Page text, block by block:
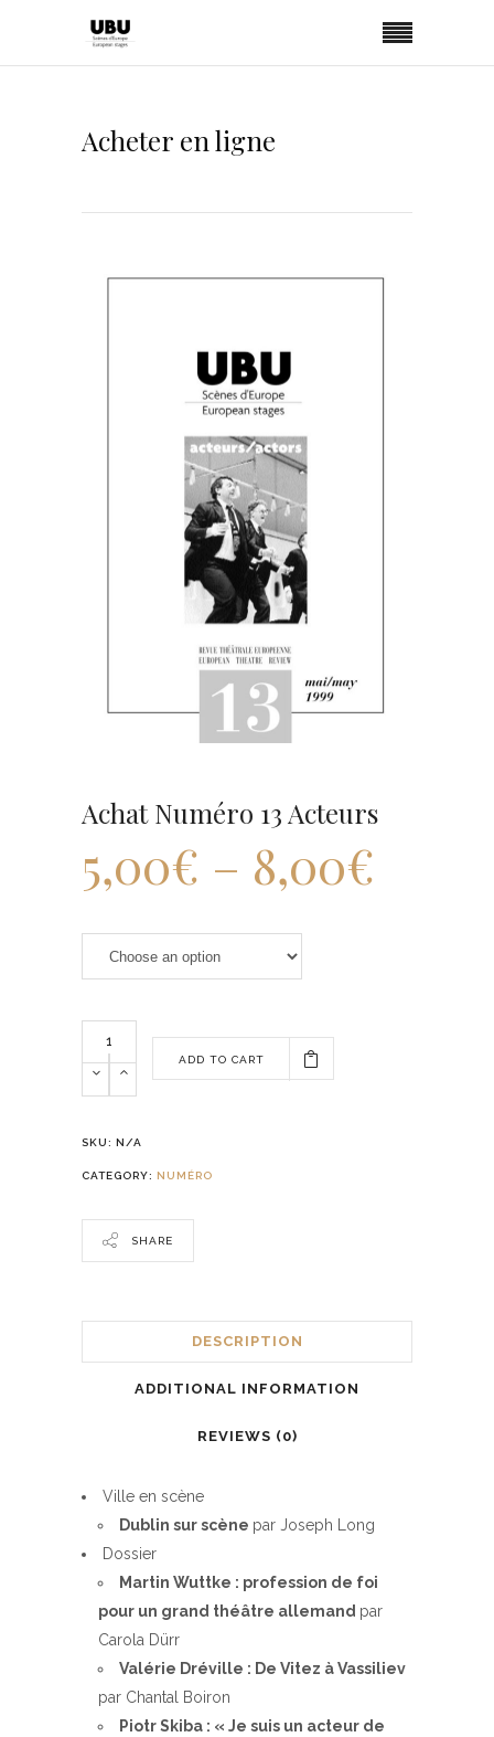
Acheter en ligne
Achat Numéro 13 Acteurs
5,00€ – 8,00€
ADD TO CART
SKU: N/A
CATEGORY: NUMÉRO
SHARE
DESCRIPTION
ADDITIONAL INFORMATION
REVIEWS (0)
Ville en scène
Dublin sur scène par Joseph Long
Dossier
Martin Wuttke : profession de foi
pour un grand théâtre allemand par
Carola Dürr
Valérie Dréville : De Vitez à Vassiliev
par Chantal Boiron
Piotr Skiba : « Je suis un acteur de